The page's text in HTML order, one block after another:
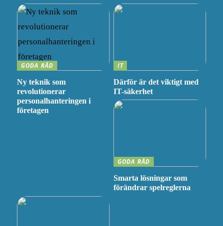
GODA RÅD
Ny teknik som
revolutionerar
personalhanteringen i
företagen
IT
Därför är det viktigt med
IT-säkerhet
GODA RÅD
Smarta lösningar som
förändrar spelreglerna